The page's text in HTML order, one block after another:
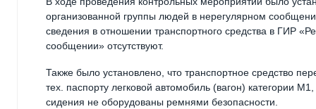
организованной группы людей в нерегулярном
сведения в отношении транспортного средства в ГИР
сообщении» отсутствуют.
Также было установлено, что транспортное средство
тех. паспорту легковой автомобиль (вагон) категории
сидения не оборудованы ремнями безопасности.